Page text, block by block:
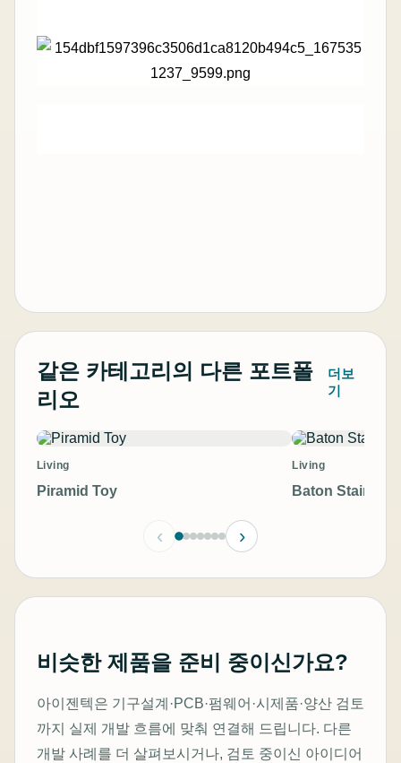
같은 카테고리의 다른 포트폴
리오
더보
기
Living
Piramid Toy
Living
Baton
‹ ›
비슷한 제품을 준비 중이신가요?
아이젠텍은 기구설계·PCB·펌웨어·시제품·양산 검토
까지 실제 개발 흐름에 맞춰 연결해 드립니다. 다른
개발 사례를 더 살펴보시거나, 검토 중이신 아이디어